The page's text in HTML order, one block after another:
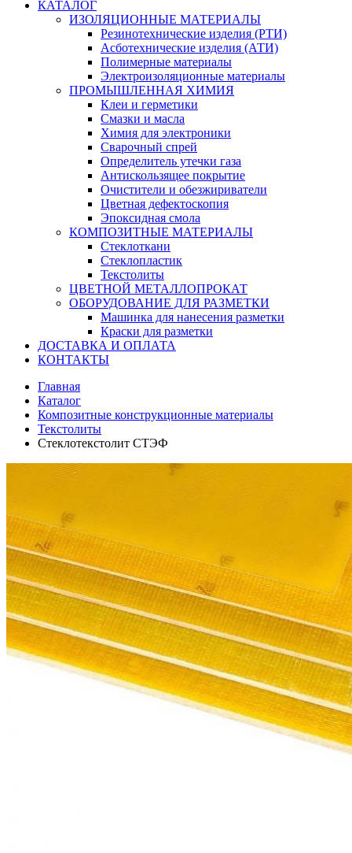
КАТАЛОГ
ИЗОЛЯЦИОННЫЕ МАТЕРИАЛЫ
Резинотехнические изделия (РТИ)
Асботехнические изделия (АТИ)
Полимерные материалы
Электроизоляционные материалы
ПРОМЫШЛЕННАЯ ХИМИЯ
Клеи и герметики
Смазки и масла
Химия для электроники
Сварочный спрей
Определитель утечки газа
Антискользящее покрытие
Очистители и обезжириватели
Цветная дефектоскопия
Эпоксидная смола
КОМПОЗИТНЫЕ МАТЕРИАЛЫ
Стеклоткани
Стеклопластик
Текстолиты
ЦВЕТНОЙ МЕТАЛЛОПРОКАТ
ОБОРУДОВАНИЕ ДЛЯ РАЗМЕТКИ
Машинка для нанесения разметки
Краски для разметки
ДОСТАВКА И ОПЛАТА
КОНТАКТЫ
Главная
Каталог
Композитные конструкционные материалы
Текстолиты
Стеклотекстолит СТЭФ